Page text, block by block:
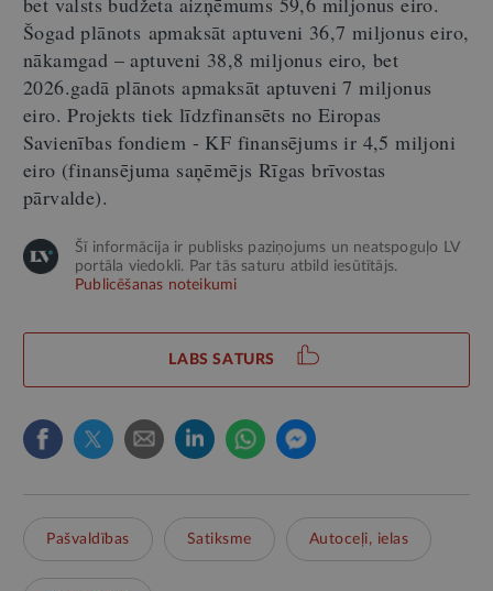
Šogad plānots apmaksāt aptuveni 36,7 miljonus eiro,
nākamgad – aptuveni 38,8 miljonus eiro, bet
2026.gadā plānots apmaksāt aptuveni 7 miljonus
eiro. Projekts tiek līdzfinansēts no Eiropas
Savienības fondiem - KF finansējums ir 4,5 miljoni
eiro (finansējuma saņēmējs Rīgas brīvostas
pārvalde).
Šī informācija ir publisks paziņojums un neatspoguļo LV
portāla viedokli. Par tās saturu atbild iesūtītājs.
Publicēšanas noteikumi
LABS SATURS
Pašvaldības Satiksme Autoceļi, ielas